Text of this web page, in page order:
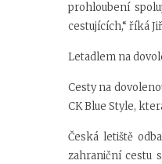
prohloubení
cestujících,“ říká
Letadlem na
Cesty na
CK Blue Style,
Česká letiště
zahraniční cestu